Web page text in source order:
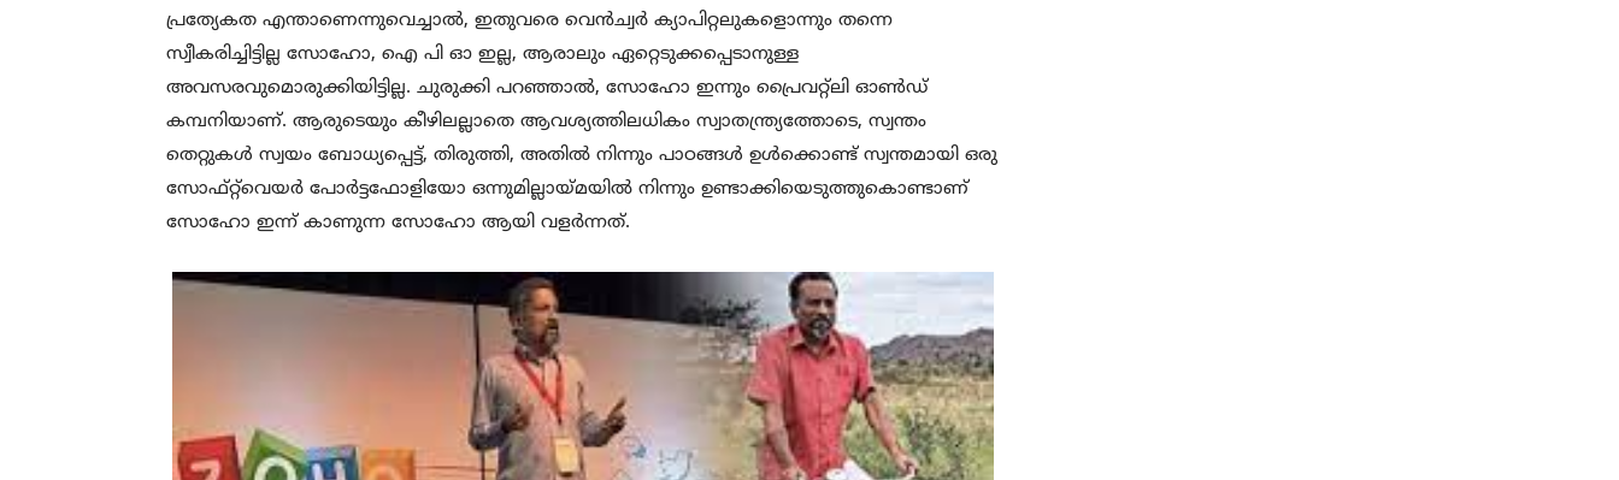
പ്രത്യേകത എന്താണെന്നുവെച്ചാൽ, ഇതുവരെ വെൻച്വർ ക്യാപിറ്റലുകളൊന്നും തന്നെ
സ്വീകരിച്ചിട്ടില്ല സോഹോ, ഐ പി ഓ ഇല്ല, ആരാലും ഏറ്റെടുക്കപ്പെടാനുള്ള
അവസരവുമൊരുക്കിയിട്ടില്ല. ചുരുക്കി പറഞ്ഞാൽ, സോഹോ ഇന്നും പ്രൈവറ്റ്‌ലി ഓൺഡ്
കമ്പനിയാണ്. ആരുടെയും കീഴിലല്ലാതെ ആവശ്യത്തിലധികം സ്വാതന്ത്ര്യത്തോടെ, സ്വന്തം
തെറ്റുകൾ സ്വയം ബോധ്യപ്പെട്ട്, തിരുത്തി, അതിൽ നിന്നും പാഠങ്ങൾ ഉൾക്കൊണ്ട് സ്വന്തമായി ഒരു
സോഫ്റ്റ്‌വെയർ പോർട്ടഫോളിയോ ഒന്നുമില്ലായ്മയിൽ നിന്നും ഉണ്ടാക്കിയെടുത്തുകൊണ്ടാണ്
സോഹോ ഇന്ന് കാണുന്ന സോഹോ ആയി വളർന്നത്.